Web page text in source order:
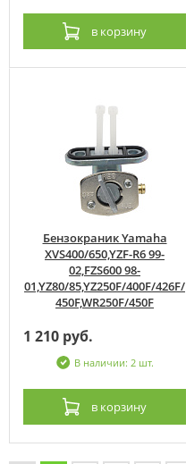
в корзину
Бензокраник Yamaha
XVS400/650,YZF-R6 99-
02,FZS600 98-
01,YZ80/85,YZ250F/400F/426F/
450F,WR250F/450F
1 210 руб.
В наличии: 2 шт.
в корзину